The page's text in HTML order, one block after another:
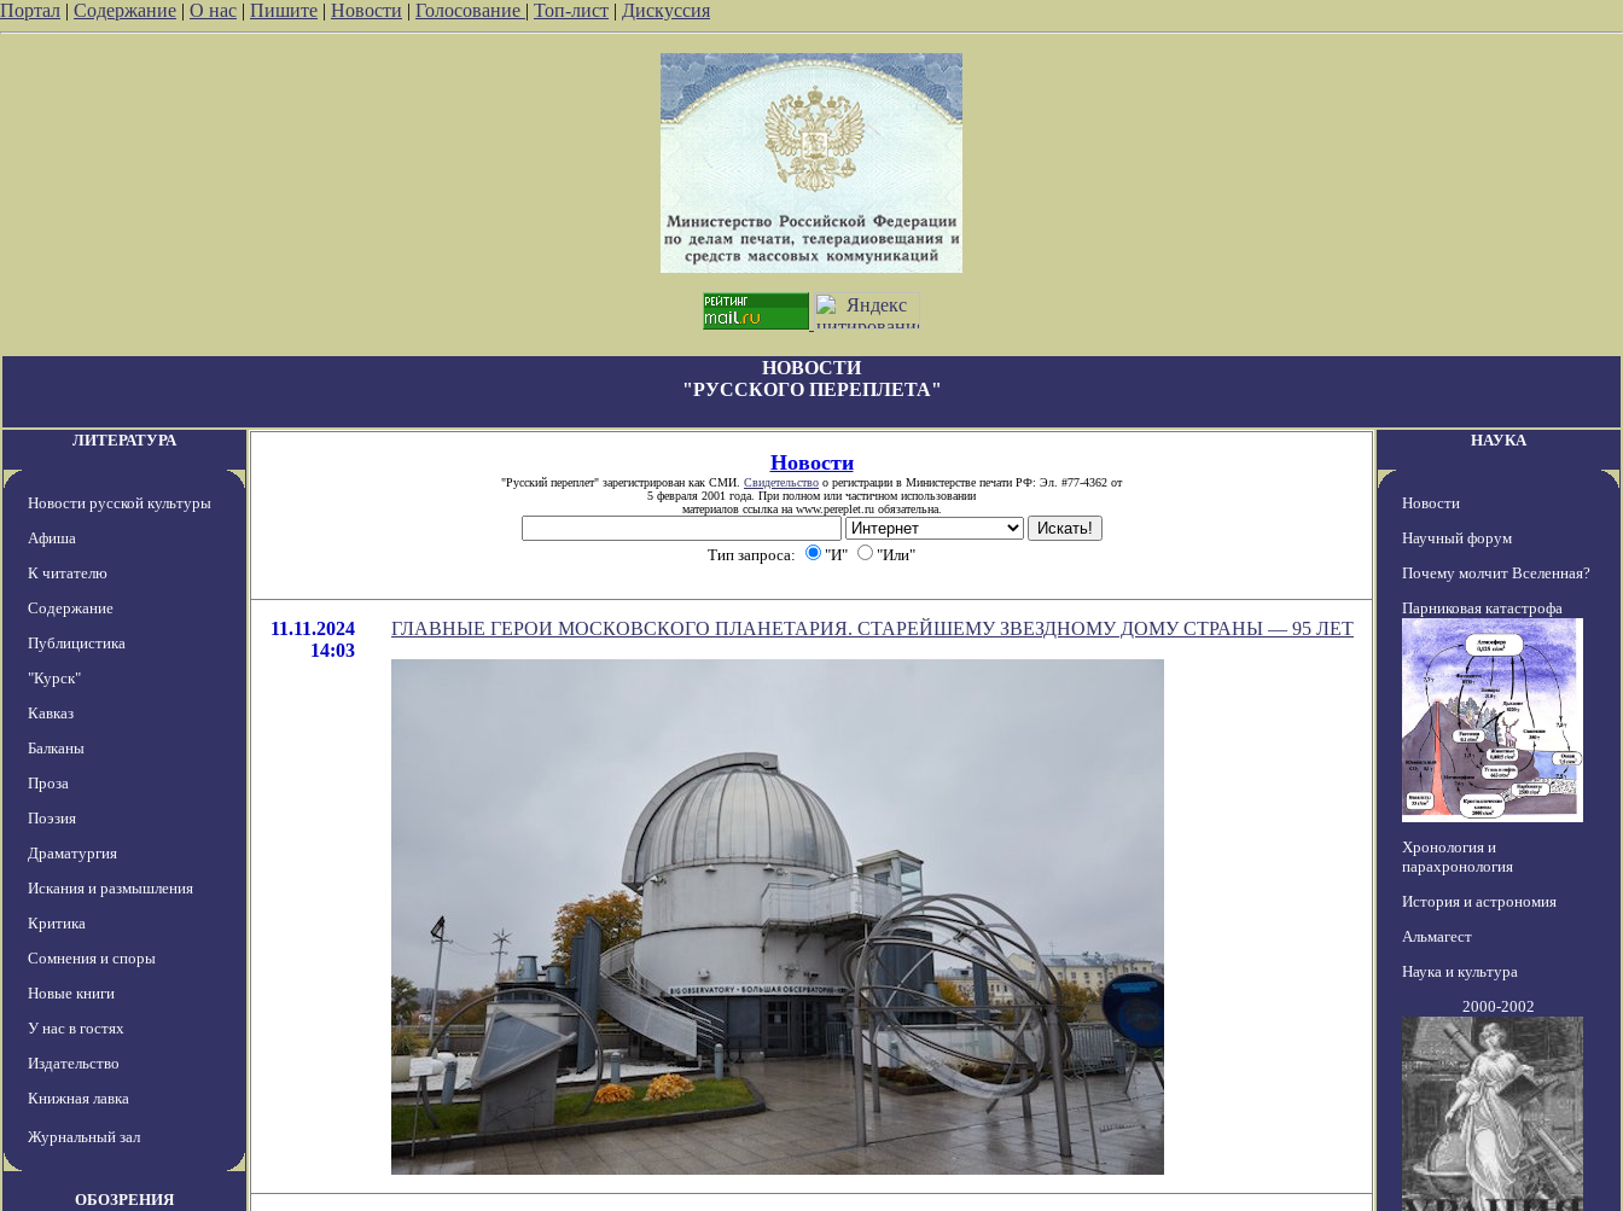
Портал | Содержание | О нас | Пишите | Новости | Голосование | Топ-лист | Дискуссия
НОВОСТИ
"РУССКОГО ПЕРЕПЛЕТА"
ЛИТЕРАТУРА
Новости русской культуры
Афиша
К читателю
Содержание
Публицистика
"Курск"
Кавказ
Балканы
Проза
Поэзия
Драматургия
Искания и размышления
Критика
Сомнения и споры
Новые книги
У нас в гостях
Издательство
Книжная лавка
Журнальный зал
ОБОЗРЕНИЯ
Новости
"Русский переплет" зарегистрирован как СМИ. Свидетельство о регистрации в Министерстве печати РФ: Эл. #77-4362 от
5 февраля 2001 года. При полном или частичном использовании
материалов ссылка на www.pereplet.ru обязательна.
Тип запроса: "И" "Или"
11.11.2024
14:03
ГЛАВНЫЕ ГЕРОИ МОСКОВСКОГО ПЛАНЕТАРИЯ. СТАРЕЙШЕМУ ЗВЕЗДНОМУ ДОМУ СТРАНЫ ― 95 ЛЕТ
НАУКА
Новости
Научный форум
Почему молчит Вселенная?
Парниковая катастрофа
Хронология и
парахронология
История и астрономия
Альмагест
Наука и культура
2000-2002